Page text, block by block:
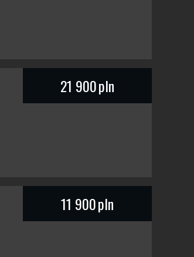
21 900pln
11 900pln